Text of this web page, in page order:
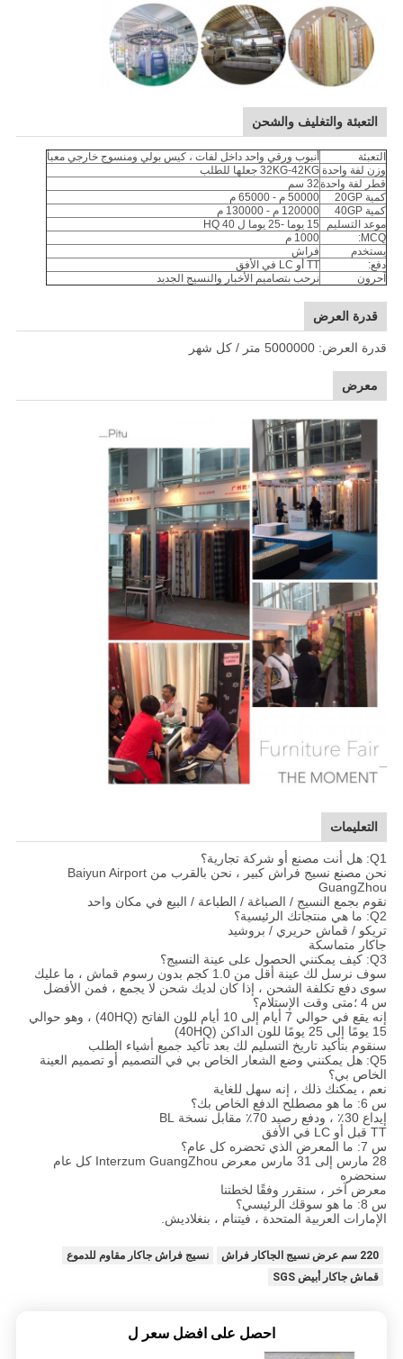
التعبئة والتغليف والشحن
التعبئة
أنبوب ورقي واحد داخل لفات ، كيس بولي ومنسوج خارجي معبأ
وزن لفة واحدة 32KG-42KG جعلها للطلب
قطر لفة واحدة32 سم
كمية 20GP
50000 م - 65000 م
كمية 40GP
120000 م - 130000 م
موعد التسليم
15 يوما -25 يوما ل 40 HQ
MCQ:
1000 م
يستخدم
فراش
دفع:
TT أو LC في الأفق
آحرون
نرحب بتصاميم الأخبار والنسيج الجديد
قدرة العرض
قدرة العرض: 5000000 متر / كل شهر
معرض
التعليمات
Q1: هل أنت مصنع أو شركة تجارية؟
نحن مصنع نسيج فراش كبير ، نحن بالقرب من Baiyun Airport
GuangZhou
نقوم بجمع النسيج / الصباغة / الطباعة / البيع في مكان واحد
Q2: ما هي منتجاتك الرئيسية؟
تريكو / قماش حريري / بروشيد
جاكار متماسكة
Q3: كيف يمكنني الحصول على عينة النسيج؟
سوف نرسل لك عينة أقل من 1.0 كجم بدون رسوم قماش ، ما عليك
سوى دفع تكلفة الشحن ، إذا كان لديك شحن لا يجمع ، فمن الأفضل
س 4 ؛متى وقت الإستلام؟
إنه يقع في حوالي 7 أيام إلى 10 أيام للون الفاتح (40HQ) ، وهو حوالي
15 يومًا إلى 25 يومًا للون الداكن (40HQ)
سنقوم بتأكيد تاريخ التسليم لك بعد تأكيد جميع أشياء الطلب
Q5: هل يمكنني وضع الشعار الخاص بي في التصميم أو تصميم العينة
الخاص بي؟
نعم ، يمكنك ذلك ، إنه سهل للغاية
س 6: ما هو مصطلح الدفع الخاص بك؟
إيداع 30٪ ، ودفع رصيد 70٪ مقابل نسخة BL
TT قبل أو LC في الأفق
س 7: ما المعرض الذي تحضره كل عام؟
28 مارس إلى 31 مارس معرض Interzum GuangZhou كل عام
سنحضره
معرض آخر ، سنقرر وفقًا لخطتنا
س 8: ما هو سوقك الرئيسي؟
الإمارات العربية المتحدة ، فيتنام ، بنغلاديش.
220 سم عرض نسيج الجاكار فراش
نسيج فراش جاكار مقاوم للدموع
قماش جاكار أبيض SGS
احصل على افضل سعر ل